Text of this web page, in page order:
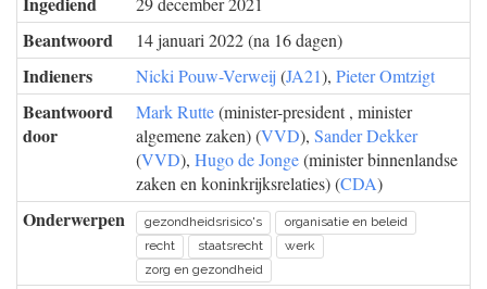
Beantwoord 14 januari 2022 (na 16 dagen)
Indieners Nicki Pouw-Verweij (JA21), Pieter Omtzigt
Beantwoord
door
Mark Rutte(minister-president , minister
algemene zaken) (VVD), Sander Dekker
(VVD), Hugo de Jonge(minister binnenlandse
zaken en koninkrijksrelaties) (CDA)
Onderwerpen gezondheidsrisico's
organisatie en beleid
recht
staatsrecht
werk
zorg en gezondheid